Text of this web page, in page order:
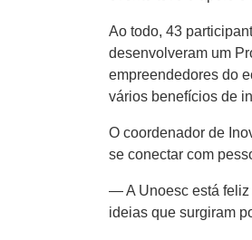
Ao todo, 43
desenvolveram um
empreendedores do
vários benefícios de
O coordenador de
se conectar com
— A Unoesc está feliz
ideias que surgiram